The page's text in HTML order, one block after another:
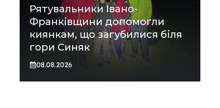
Рятувальники Івано-
Франківщини допомогли
киянкам, що загубилися біля
гори Синяк
08.08.2026